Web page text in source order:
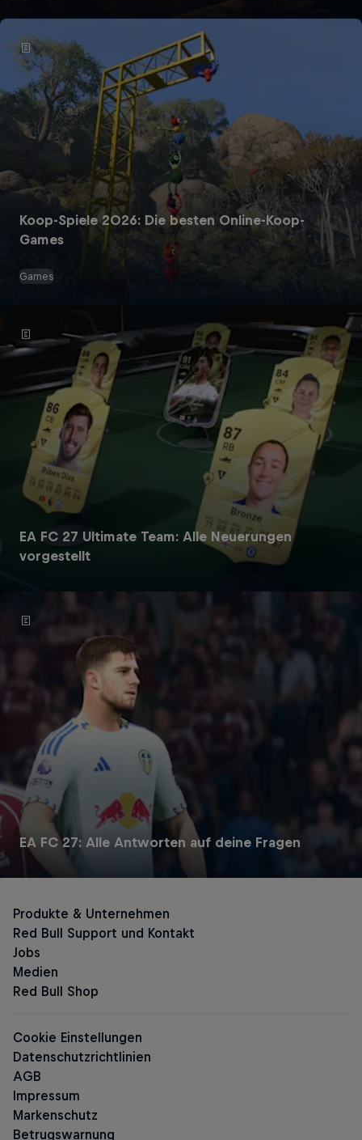
Koop-Spiele 2026: Die besten Online-Koop-
Games
Games
EA FC 27 Ultimate Team: Alle Neuerungen
vorgestellt
EA FC 27: Alle Antworten auf deine Fragen